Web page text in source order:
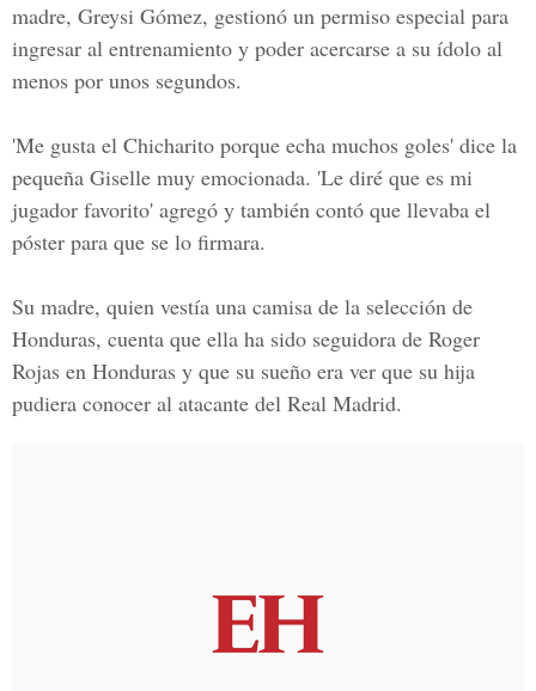
madre, Greysi Gómez, gestionó un permiso especial para
ingresar al entrenamiento y poder acercarse a su ídolo al
menos por unos segundos.
'Me gusta el Chicharito porque echa muchos goles' dice la
pequeña Giselle muy emocionada. 'Le diré que es mi
jugador favorito' agregó y también contó que llevaba el
póster para que se lo firmara.
Su madre, quien vestía una camisa de la selección de
Honduras, cuenta que ella ha sido seguidora de Roger
Rojas en Honduras y que su sueño era ver que su hija
pudiera conocer al atacante del Real Madrid.